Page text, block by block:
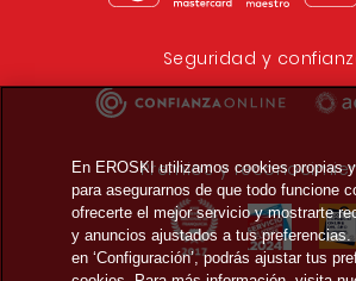
Seguridad y
Premios y
En EROSKI utilizamos cookies propias
para asegurarnos de que todo funcione
ofrecerte el mejor servicio y mostrarte
y anuncios ajustados a tus preferencias.
en ‘Configuración’, podrás ajustar tus